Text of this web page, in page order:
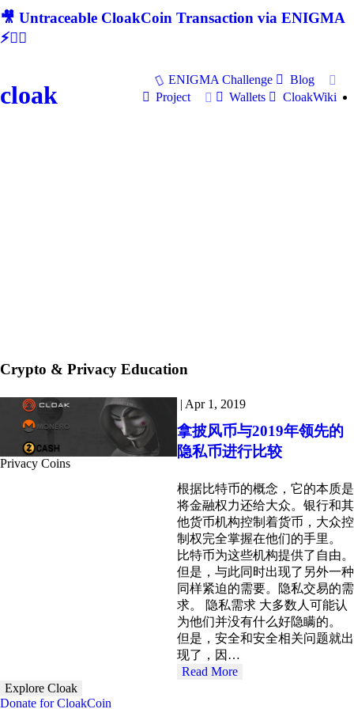
🎥 Untraceable CloakCoin Transaction via ENIGMA
⚡🕵‍♂
cloak
ENIGMA Challenge
Blog
Project
Wallets CloakWiki
Crypto & Privacy Education
Privacy Coins
| Apr 1, 2019
拿披风币与2019年领先的
隐私币进行比较
根据比特币的概念，它的本质是
将金融权力还给大众。银行和其
他货币机构控制着货币，大众控
制权完全掌握在他们的手里。
比特币为这些机构提供了自由。
但是，与此同时出现了另外一种
同样紧迫的需要。隐私交易的需
求。 隐私需求 大多数人可能认
为他们并没有什么好隐瞒的。
但是，安全和安全相关问题就出
现了，因…
Read More
Explore Cloak
Donate for CloakCoin